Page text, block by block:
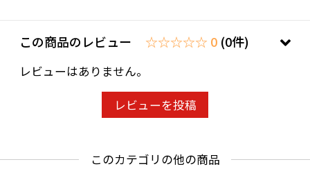
この商品のレビュー ☆☆☆☆☆ 0 (0件)
レビューはありません。
レビューを投稿
このカテゴリの他の商品